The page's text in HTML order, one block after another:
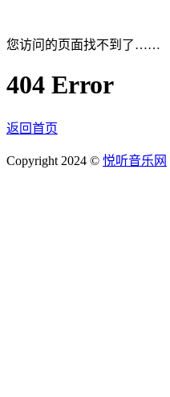
您访问的页面找不到了……
404 Error
返回首页
Copyright 2024 © 悦听音乐网